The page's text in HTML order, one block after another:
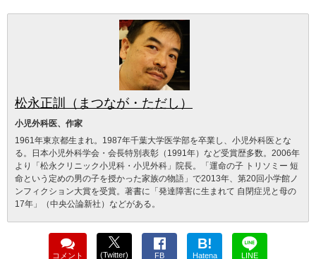
松永正訓（まつなが・ただし）
小児外科医、作家
1961年東京都生まれ。1987年千葉大学医学部を卒業し、小児外科医とな
る。日本小児外科学会・会長特別表彰（1991年）など受賞歴多数。2006年
より「松永クリニック小児科・小児外科」院長。「運命の子 トリソミー 短
命という定めの男の子を授かった家族の物語」で2013年、第20回小学館ノ
ンフィクション大賞を受賞。著書に「発達障害に生まれて 自閉症児と母の
17年」（中央公論新社）などがある。
コメント (Twitter) FB
B!
Hatena LINE